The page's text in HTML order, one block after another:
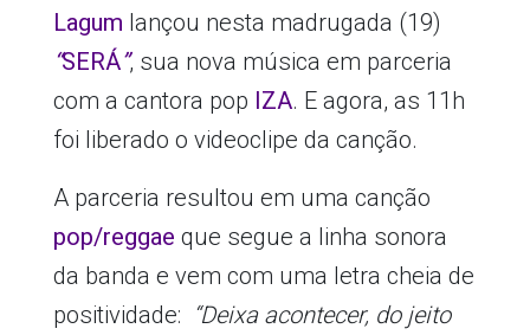
Lagum lançou nesta madrugada (19)
“SERÁ”, sua nova música em parceria
com a cantora pop IZA. E agora, as 11h
foi liberado o videoclipe da canção.
A parceria resultou em uma canção
pop/reggae que segue a linha sonora
da banda e vem com uma letra cheia de
positividade: “Deixa acontecer, do jeito